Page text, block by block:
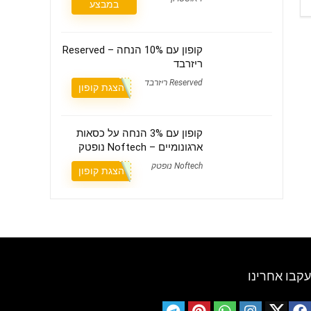
במבצע
קופון עם 10% הנחה – Reserved
ריזרבד
Reserved ריזרבד הצגת קופון
קופון עם 3% הנחה על כסאות
ארגונומיים – Noftech נופטק
Noftech נופטק הצגת קופון
עקבו אחרינו